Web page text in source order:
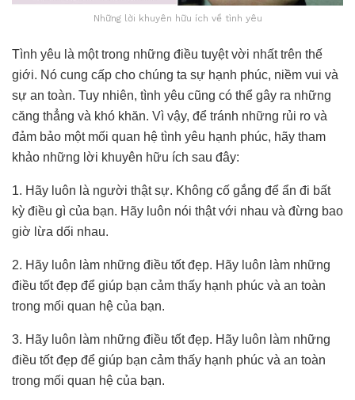
Những lời khuyên hữu ích về tình yêu
Tình yêu là một trong những điều tuyệt vời nhất trên thế
giới. Nó cung cấp cho chúng ta sự hạnh phúc, niềm vui và
sự an toàn. Tuy nhiên, tình yêu cũng có thể gây ra những
căng thẳng và khó khăn. Vì vậy, để tránh những rủi ro và
đảm bảo một mối quan hệ tình yêu hạnh phúc, hãy tham
khảo những lời khuyên hữu ích sau đây:
1. Hãy luôn là người thật sự. Không cố gắng để ẩn đi bất
kỳ điều gì của bạn. Hãy luôn nói thật với nhau và đừng bao
giờ lừa dối nhau.
2. Hãy luôn làm những điều tốt đẹp. Hãy luôn làm những
điều tốt đẹp để giúp bạn cảm thấy hạnh phúc và an toàn
trong mối quan hệ của bạn.
3. Hãy luôn làm những điều tốt đẹp. Hãy luôn làm những
điều tốt đẹp để giúp bạn cảm thấy hạnh phúc và an toàn
trong mối quan hệ của bạn.